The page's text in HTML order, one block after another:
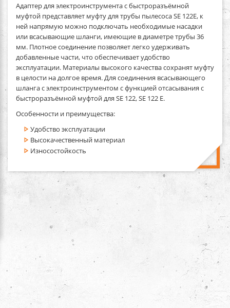
Адаптер для электроинструмента с быстроразъёмной
муфтой представляет муфту для трубы пылесоса SE 122E, к
ней напрямую можно подключать необходимые насадки
или всасывающие шланги, имеющие в диаметре трубы 36
мм. Плотное соединение позволяет легко удерживать
добавленные части, что обеспечивает удобство
эксплуатации. Материалы высокого качества сохранят муфту
в целости на долгое время. Для соединения всасывающего
шланга с электроинструментом с функцией отсасывания с
быстроразъёмной муфтой для SE 122, SE 122 E.
Особенности и преимущества:
Удобство эксплуатации
Высокачественный материал
Износостойкость